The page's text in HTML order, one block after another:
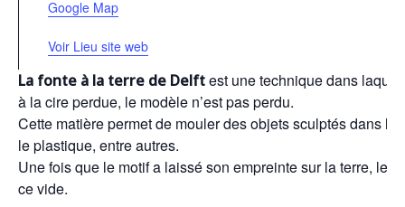
La fonte à la terre de Delftest une technique dans
à la cire perdue, le modèle n’est pas perdu.
Cette matière permet de mouler des objets sculptés dans la
le plastique, entre autres.
Une fois que le motif a laissé son empreinte sur la terre, le
ce vide.
Google Map
Voir Lieu site web